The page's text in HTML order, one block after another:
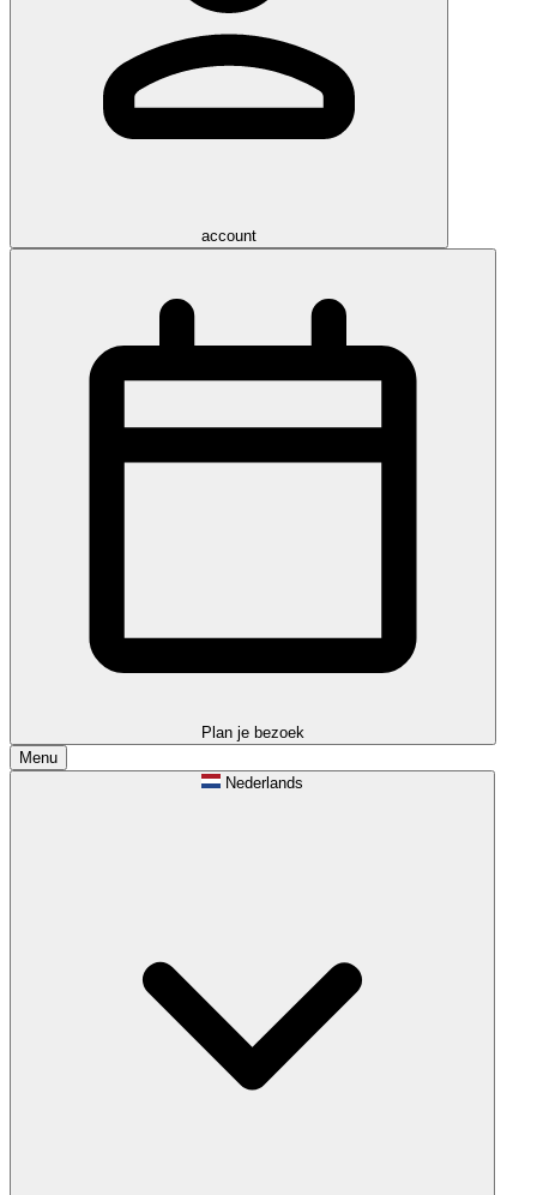
account
Plan je bezoek
Menu
Nederlands